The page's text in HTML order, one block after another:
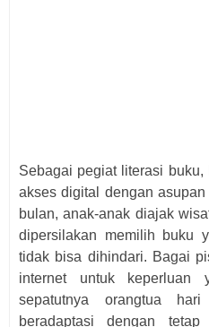
Sebagai pegiat literasi
akses digital dengan
bulan, anak-anak diajak
dipersilakan memilih buku
tidak bisa dihindari. Bagai
internet untuk keperluan
sepatutnya orangtua
beradaptasi dengan tetap